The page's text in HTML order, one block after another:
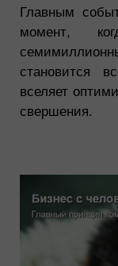
Главным
момент,
становится
вселяет
свершения.